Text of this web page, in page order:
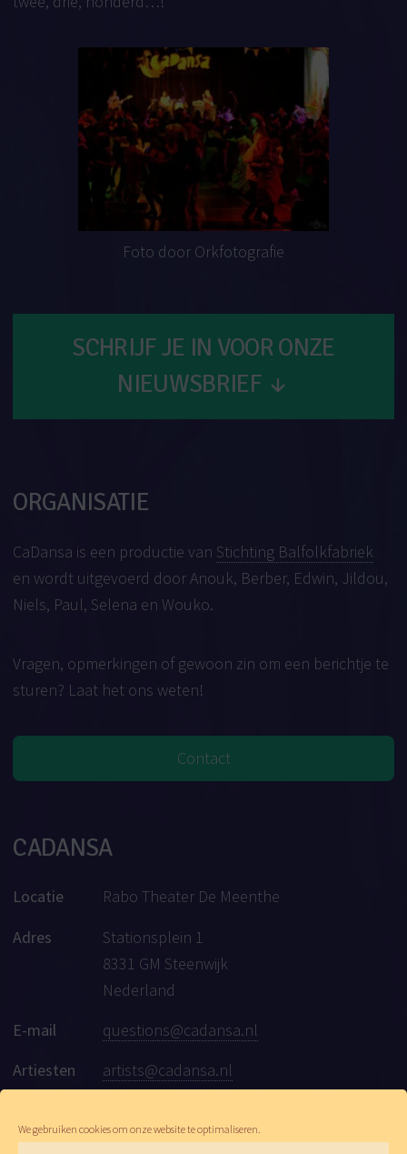
We gebruiken cookies om onze website te optimaliseren.
Foto door Orkfotografie
SCHRIJF JE IN VOOR ONZE
NIEUWSBRIEF↓
ORGANISATIE
CaDansa is een productie van Stichting Balfolkfabriek
en wordt uitgevoerd door Anouk, Berber, Edwin, Jildou,
Niels, Paul, Selena en Wouko.
Vragen, opmerkingen of gewoon zin om een berichtje te
sturen? Laat het ons weten!
Contact
CADANSA
Locatie
Rabo Theater De Meenthe
Adres
Stationsplein 1
8331 GM Steenwijk
Nederland
E-mail
questions@cadansa.nl
Artiesten
artists@cadansa.nl